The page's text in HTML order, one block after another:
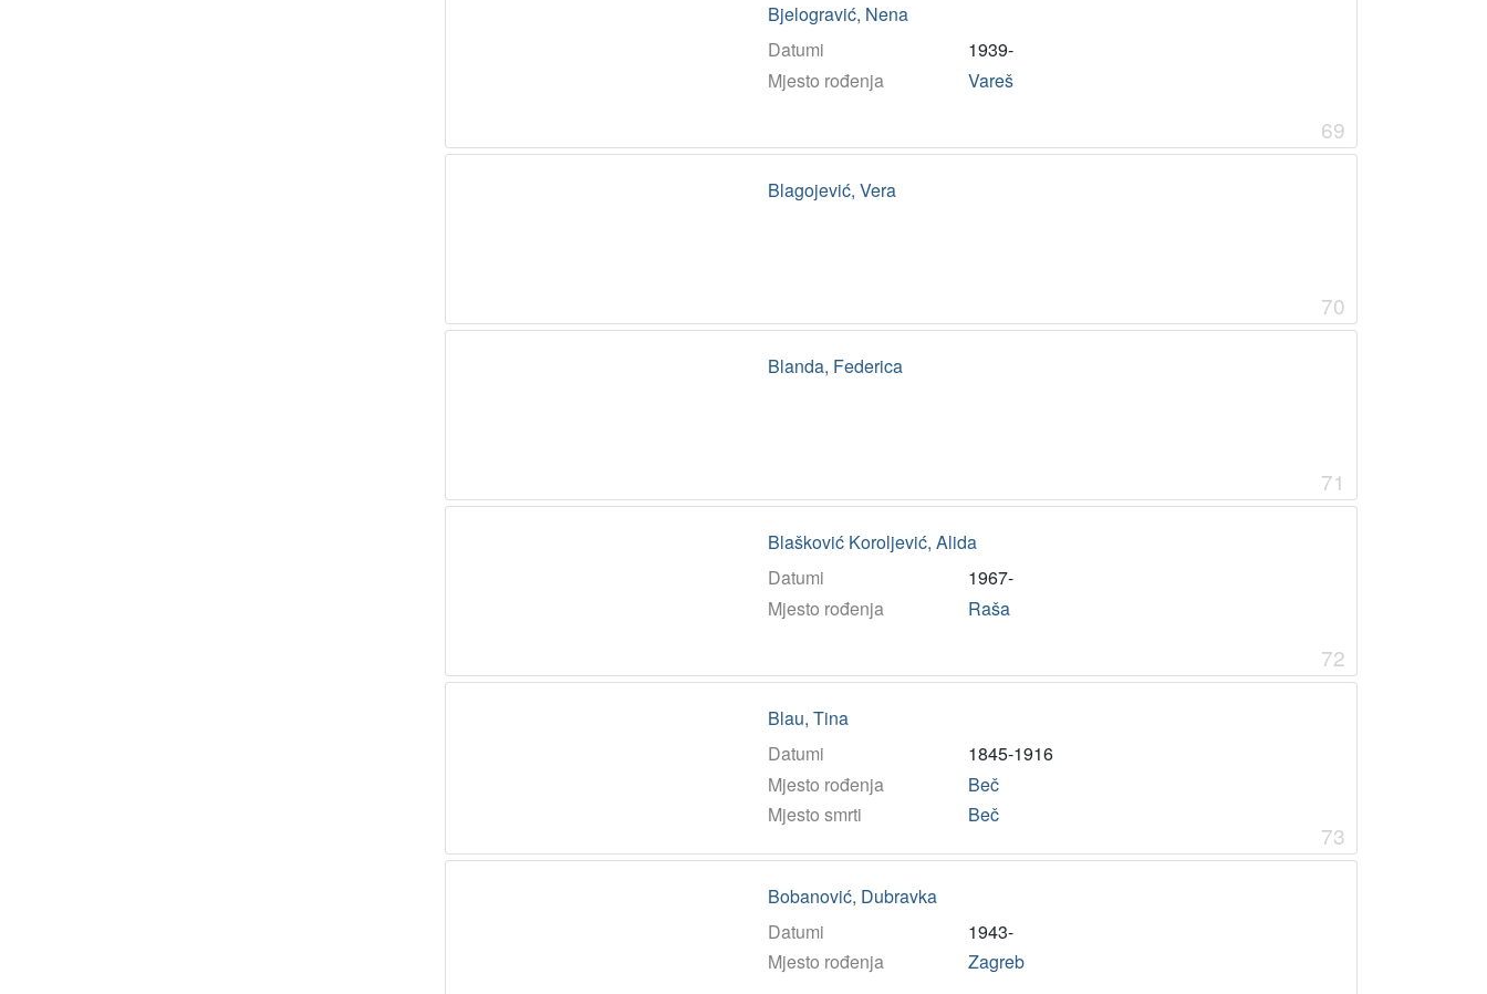
Bjelogravić, Nena
Datumi
1939-
Mjesto rođenja
Vareš
69
Blagojević, Vera
70
Blanda, Federica
71
Blašković Koroljević, Alida
Datumi
1967-
Mjesto rođenja
Raša
72
Blau, Tina
Datumi
1845-1916
Mjesto rođenja
Beč
Mjesto smrti
Beč
73
Bobanović, Dubravka
Datumi
1943-
Mjesto rođenja
Zagreb